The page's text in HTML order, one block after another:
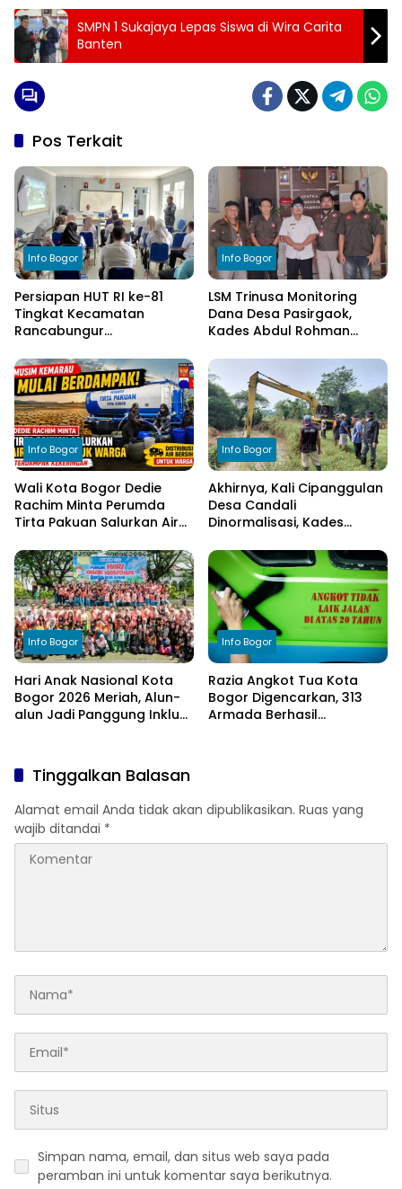
SMPN 1 Sukajaya Lepas Siswa di Wira Carita
Banten
Pos Terkait
Info Bogor
Persiapan HUT RI ke-81
Tingkat Kecamatan
Rancabungur
Cimulang, Libatkan Seluruh
Elemen Masyarakat
Info Bogor
LSM Trinusa Monitoring
Dana Desa Pasirgaok,
Kades Abdul Rohman
Transparansi Pengelolaan
Anggaran
Info Bogor
Wali Kota Bogor Dedie
Rachim Minta Perumda
Tirta Pakuan Salurkan Air
Terdampak Kekeringan
Info Bogor
Akhirnya, Kali Cipanggulan
Desa Candali
Dinormalisasi, Kades
kepada Bupati Bogor
Info Bogor
Hari Anak Nasional Kota
Bogor 2026 Meriah, Alun-
alun Jadi Panggung Inklusi
Info Bogor
Razia Angkot Tua Kota
Bogor Digencarkan, 313
Armada Berhasil
Tinggalkan Balasan
Alamat email Anda tidak akan dipublikasikan. Ruas yang
wajib ditandai *
Simpan nama, email, dan situs web saya pada
peramban ini untuk komentar saya berikutnya.